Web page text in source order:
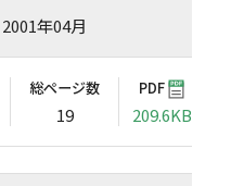
2001年04月
総ページ数
19
PDF
209.6KB